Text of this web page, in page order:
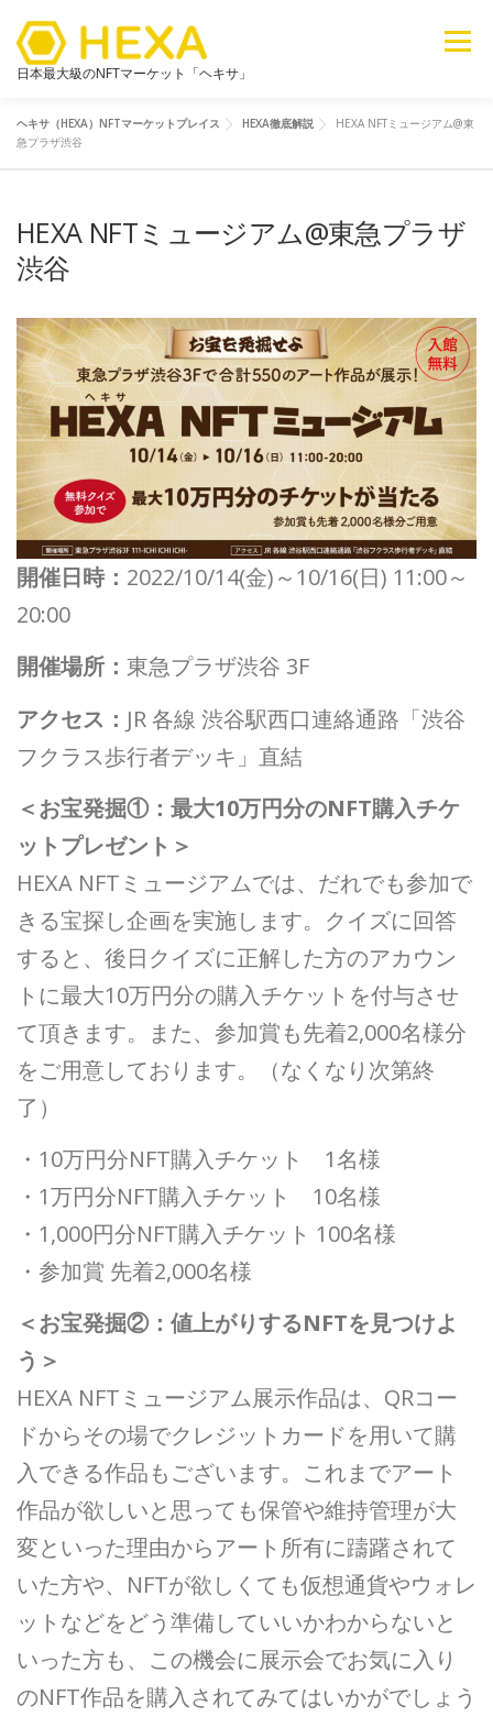
日本最大級のNFTマーケット「ヘキサ」
メニュー
NFTカテゴリ
新着 探す
ヘキサ（HEXA）NFTマーケットプレイス HEXA徹底解説
HEXA NFTミュージアム@東
急プラザ渋谷
HEXA NFTミュージアム@東急プラザ
渋谷
開催日時： 2022/10/14(金)～10/16(日) 11:00～
20:00
開催場所： 東急プラザ渋谷 3F
アクセス： JR 各線 渋谷駅西口連絡通路「渋谷
フクラス歩行者デッキ」直結
＜お宝発掘①：最大10万円分のNFT購入チケ
ットプレゼント＞
HEXA NFTミュージアムでは、だれでも参加で
きる宝探し企画を実施します。クイズに回答
すると、後日クイズに正解した方のアカウン
トに最大10万円分の購入チケットを付与させ
て頂きます。また、参加賞も先着2,000名様分
をご用意しております。（なくなり次第終
了）
・10万円分NFT購入チケット 1名様
・1万円分NFT購入チケット 10名様
・1,000円分NFT購入チケット 100名様
・参加賞 先着2,000名様
＜お宝発掘②：値上がりするNFTを見つけよ
う＞
HEXA NFTミュージアム展示作品は、QRコー
ドからその場でクレジットカードを用いて購
入できる作品もございます。これまでアート
作品が欲しいと思っても保管や維持管理が大
変といった理由からアート所有に躊躇されて
いた方や、NFTが欲しくても仮想通貨やウォレ
ットなどをどう準備していいかわからないと
いった方も、この機会に展示会でお気に入り
のNFT作品を購入されてみてはいかがでしょう